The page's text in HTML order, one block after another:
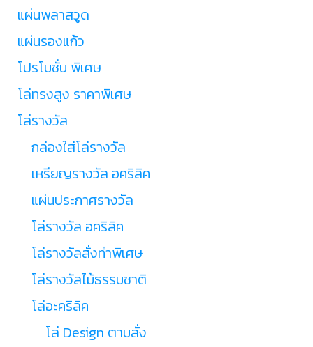
แผ่นพลาสวูด
แผ่นรองแก้ว
โปรโมชั่น พิเศษ
โล่ทรงสูง ราคาพิเศษ
โล่รางวัล
กล่องใส่โล่รางวัล
เหรียญรางวัล อคริลิค
แผ่นประกาศรางวัล
โล่รางวัล อคริลิค
โล่รางวัลสั่งทำพิเศษ
โล่รางวัลไม้ธรรมชาติ
โล่อะคริลิค
โล่ Design ตามสั่ง